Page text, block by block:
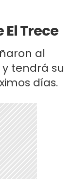
Trece
al
tendrá su
días.